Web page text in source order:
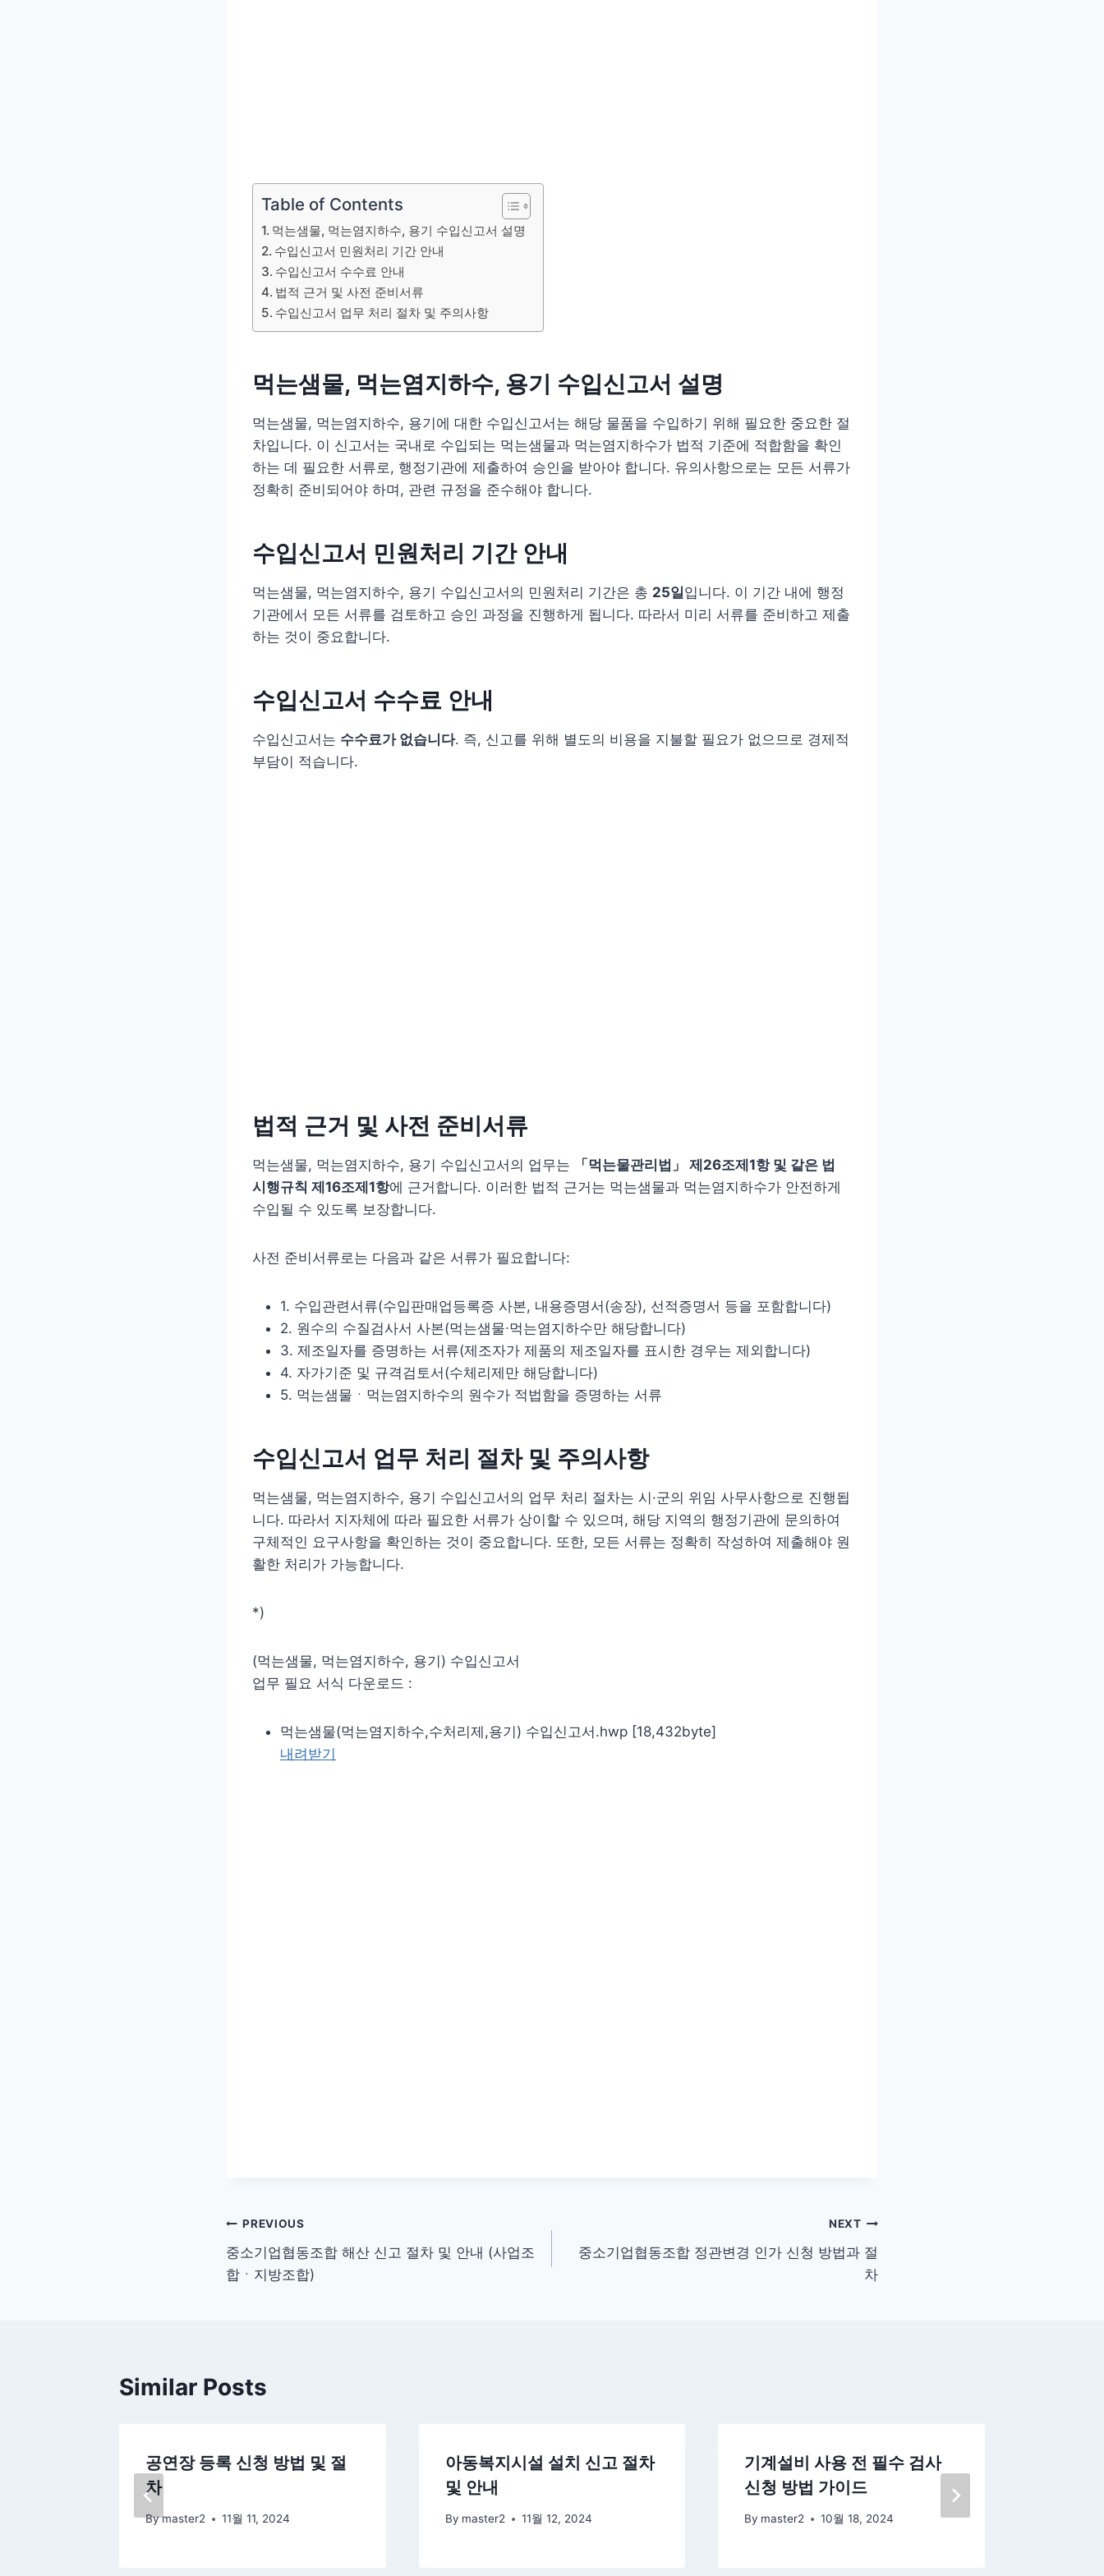
Table of Contents
먹는샘물, 먹는염지하수, 용기 수입신고서 설명
수입신고서 민원처리 기간 안내
수입신고서 수수료 안내
법적 근거 및 사전 준비서류
수입신고서 업무 처리 절차 및 주의사항
먹는샘물, 먹는염지하수, 용기 수입신고서 설명
먹는샘물, 먹는염지하수, 용기에 대한 수입신고서는 해당 물품을 수입하기 위해 필요한 중요한 절
차입니다. 이 신고서는 국내로 수입되는 먹는샘물과 먹는염지하수가 법적 기준에 적합함을 확인
하는 데 필요한 서류로, 행정기관에 제출하여 승인을 받아야 합니다. 유의사항으로는 모든 서류가
정확히 준비되어야 하며, 관련 규정을 준수해야 합니다.
수입신고서 민원처리 기간 안내
먹는샘물, 먹는염지하수, 용기 수입신고서의 민원처리 기간은 총 25일입니다. 이 기간 내에 행정
기관에서 모든 서류를 검토하고 승인 과정을 진행하게 됩니다. 따라서 미리 서류를 준비하고 제출
하는 것이 중요합니다.
수입신고서 수수료 안내
수입신고서는 수수료가 없습니다. 즉, 신고를 위해 별도의 비용을 지불할 필요가 없으므로 경제적
부담이 적습니다.
법적 근거 및 사전 준비서류
먹는샘물, 먹는염지하수, 용기 수입신고서의 업무는
「먹는물관리법」 제26조제1항 및 같은 법
시행규칙 제16조제1항에 근거합니다. 이러한 법적 근거는 먹는샘물과 먹는염지하수가 안전하게
수입될 수 있도록 보장합니다.
사전 준비서류로는 다음과 같은 서류가 필요합니다:
1. 수입관련서류(수입판매업등록증 사본, 내용증명서(송장), 선적증명서 등을 포함합니다)
2. 원수의 수질검사서 사본(먹는샘물∙먹는염지하수만 해당합니다)
3. 제조일자를 증명하는 서류(제조자가 제품의 제조일자를 표시한 경우는 제외합니다)
4. 자가기준 및 규격검토서(수체리제만 해당합니다)
5. 먹는샘물ㆍ먹는염지하수의 원수가 적법함을 증명하는 서류
수입신고서 업무 처리 절차 및 주의사항
먹는샘물, 먹는염지하수, 용기 수입신고서의 업무 처리 절차는 시·군의 위임 사무사항으로 진행됩
니다. 따라서 지자체에 따라 필요한 서류가 상이할 수 있으며, 해당 지역의 행정기관에 문의하여
구체적인 요구사항을 확인하는 것이 중요합니다. 또한, 모든 서류는 정확히 작성하여 제출해야 원
활한 처리가 가능합니다.
*)
(먹는샘물, 먹는염지하수, 용기) 수입신고서
업무 필요 서식 다운로드 :
먹는샘물(먹는염지하수,수처리제,용기) 수입신고서.hwp [18,432byte]
내려받기
글
탐
PREVIOUS
중소기업협동조합 해산 신고 절차 및 안내 (사업조
합ㆍ지방조합)
NEXT
중소기업협동조합 정관변경 인가 신청 방법과 절
차
Similar Posts
공연장 등록 신청 방법 및 절
차
Bymaster2 11월 11, 2024
아동복지시설 설치 신고 절차
및 안내
By master2 11월 12, 2024
기계설비 사용 전 필수 검사
신청 방법 가이드
By master2 10월 18, 2024